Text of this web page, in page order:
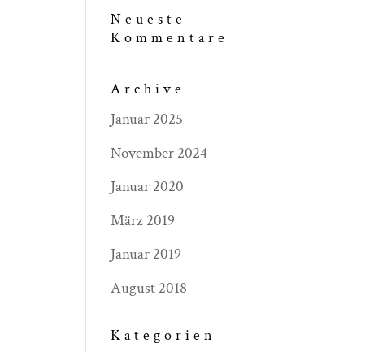
Neueste
Kommentare
Archive
Januar 2025
November 2024
Januar 2020
März 2019
Januar 2019
August 2018
Kategorien